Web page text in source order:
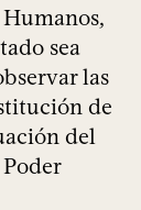
sea
las
de
del